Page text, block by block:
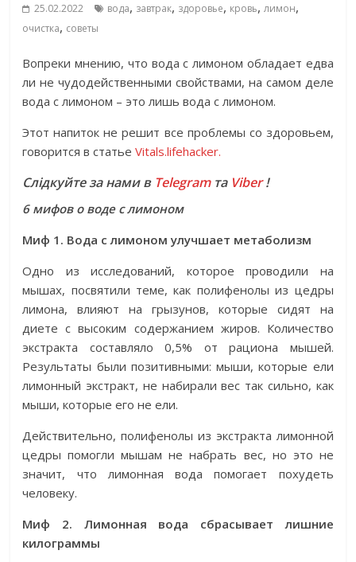
25.02.2022 вода, завтрак, здоровье, кровь,лимон,
очистка, советы
Вопреки мнению, что вода с лимоном обладает едва
ли не чудодейственными свойствами, на самом деле
вода с лимоном – это лишь вода с лимоном.
Этот напиток не решит все проблемы со здоровьем,
говорится в статьеVitals.lifehacker.
Слідкуйте за нами в Telegramта Viber!
6 мифов о воде с лимоном
Миф 1. Вода с лимоном улучшает метаболизм
Одно из исследований, которое проводили на
мышах, посвятили теме, как полифенолы из цедры
лимона, влияют на грызунов, которые сидят на
диете с высоким содержанием жиров. Количество
экстракта составляло 0,5% от рациона мышей.
Результаты были позитивными: мыши, которые ели
лимонный экстракт, не набирали вес так сильно, как
мыши, которые его не ели.
Действительно, полифенолы из экстракта лимонной
цедры помогли мышам не набрать вес, но это не
значит, что лимонная вода помогает похудеть
человеку.
Миф 2. Лимонная вода сбрасывает лишние
килограммы